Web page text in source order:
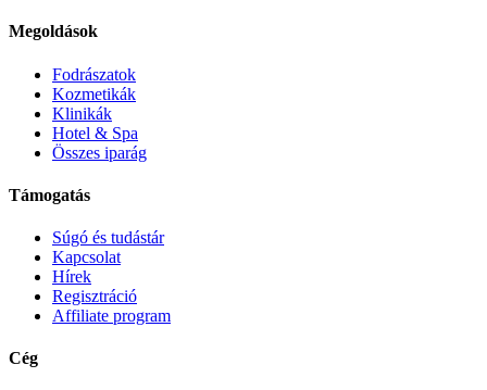
Megoldások
Fodrászatok
Kozmetikák
Klinikák
Hotel & Spa
Összes iparág
Támogatás
Súgó és tudástár
Kapcsolat
Hírek
Regisztráció
Affiliate program
Cég